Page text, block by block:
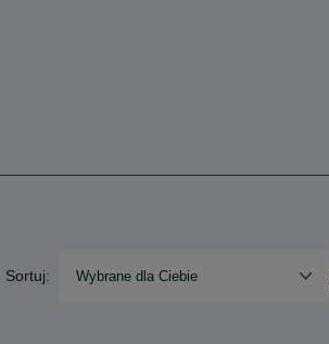
Sortuj: Wybrane dla Ciebie